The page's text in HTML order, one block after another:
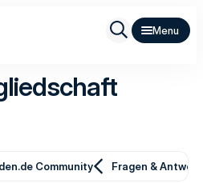
Community Fragen &